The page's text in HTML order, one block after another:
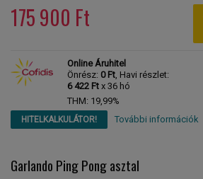
175 900 Ft
Online Áruhitel
Önrész: 0 Ft, Havi részlet:
6 422 Ft x 36 hó
THM: 19,99%
HITELKALKULÁTOR! További információk
Garlando Ping Pong asztal